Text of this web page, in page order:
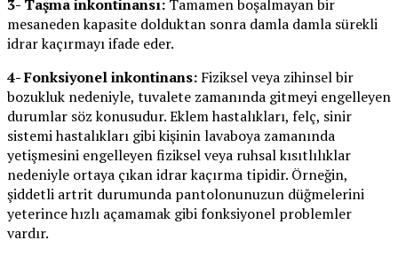
3- Taşma inkontinansı: Tamamen boşalmayan bir
mesaneden kapasite dolduktan sonra damla damla sürekli
idrar kaçırmayı ifade eder.
4- Fonksiyonel inkontinans: Fiziksel veya zihinsel bir
bozukluk nedeniyle, tuvalete zamanında gitmeyi engelleyen
durumlar söz konusudur. Eklem hastalıkları, felç, sinir
sistemi hastalıkları gibi kişinin lavaboya zamanında
yetişmesini engelleyen fiziksel veya ruhsal kısıtlılıklar
nedeniyle ortaya çıkan idrar kaçırma tipidir. Örneğin,
şiddetli artrit durumunda pantolonunuzun düğmelerini
yeterince hızlı açamamak gibi fonksiyonel problemler
vardır.